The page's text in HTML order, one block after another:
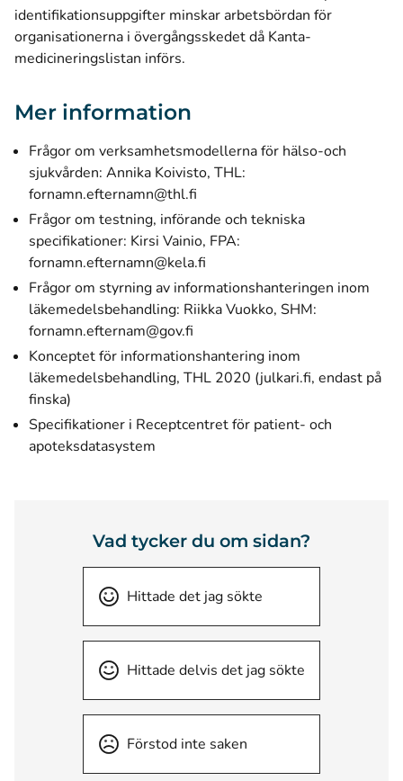
identifikationsuppgifter minskar arbetsbördan för
organisationerna i övergångsskedet då Kanta-
medicineringslistan införs.
Mer information
Frågor om verksamhetsmodellerna för hälso-och
sjukvården: Annika Koivisto, THL:
fornamn.efternamn@thl.fi
Frågor om testning, införande och tekniska
specifikationer: Kirsi Vainio, FPA:
fornamn.efternamn@kela.fi
Frågor om styrning av informationshanteringen inom
läkemedelsbehandling: Riikka Vuokko, SHM:
fornamn.efternam@gov.fi
Konceptet för informationshantering inom
läkemedelsbehandling, THL 2020 (julkari.fi, endast på
finska)
Specifikationer i Receptcentret för patient- och
apoteksdatasystem
Vad tycker du om sidan?
Hittade det jag sökte
Hittade delvis det jag sökte
Förstod inte saken